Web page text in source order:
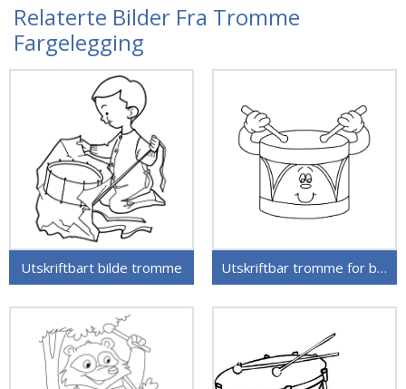
Relaterte Bilder Fra Tromme
Fargelegging
Utskriftbart bilde tromme Utskriftbar tromme for barn